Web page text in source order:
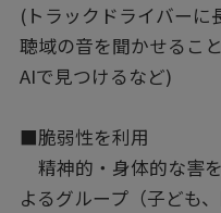
(トラックドライバーに
聴域の音を聞かせるこ
AIで見つけるなど)
■脆弱性を利用
精神的・身体的な害
よるグループ（子ども